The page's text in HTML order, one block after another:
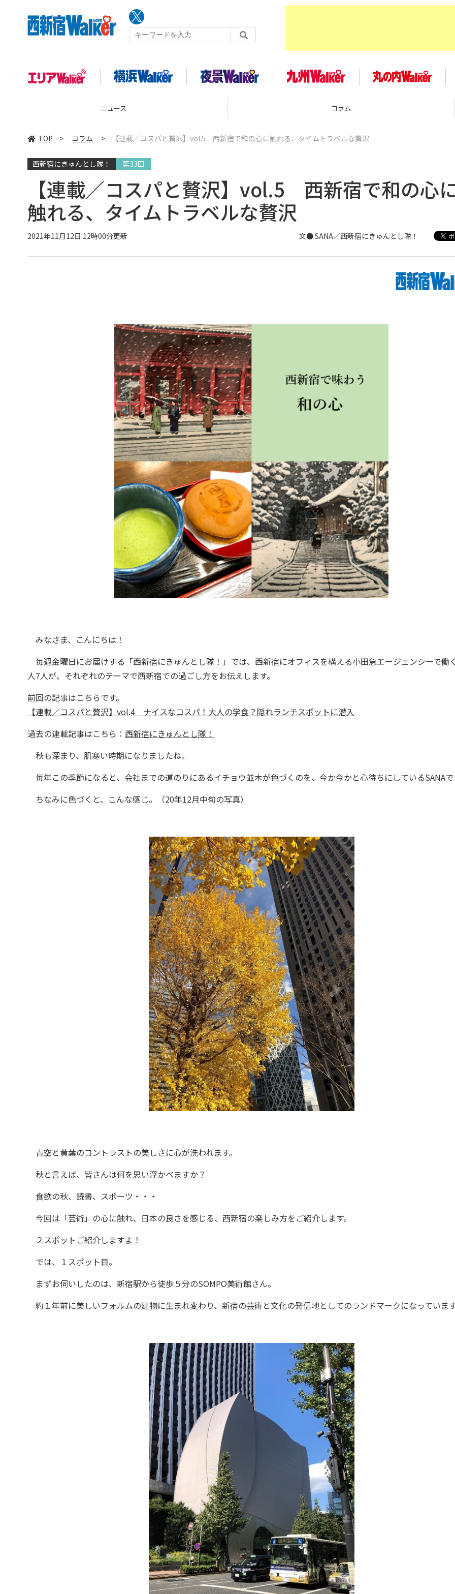
コラム 企画
TOP > コラム > 【連載／コスパと贅沢】vol.5 西新宿で和の心に触れる、タイムトラベルな贅沢
西新宿にきゅんとし隊！ 第33回
【連載／コスパと贅沢】vol.5 西新宿で和の心
触れる、タイムトラベルな贅沢
2021年11月12日 12時00分更新 文● SANA／西新宿にきゅんとし隊！
みなさま、こんにちは！
毎週金曜日にお届けする「西新宿にきゅんとし隊！」では、西新宿にオフィスを構える小田急エージェンシーで働
人7人が、それぞれのテーマで西新宿での過ごし方をお伝えします。
前回の記事はこちらです。
【連載／コスパと贅沢】vol.4 ナイスなコスパ！大人の学食？隠れランチスポットに潜入
過去の連載記事はこちら： 西新宿にきゅんとし隊！
秋も深まり、肌寒い時期になりましたね。
毎年この季節になると、会社までの道のりにあるイチョウ並木が色づくのを、今か今かと心待ちにしているSANAで
ちなみに色づくと、こんな感じ。（20年12月中旬の写真）
青空と黄葉のコントラストの美しさに心が洗われます。
秋と言えば、皆さんは何を思い浮かべますか？
食欲の秋、読書、スポーツ・・・
今回は「芸術」の心に触れ、日本の良さを感じる、西新宿の楽しみ方をご紹介します。
２スポットご紹介しますよ！
では、１スポット目。
まずお伺いしたのは、新宿駅から徒歩５分のSOMPO美術館さん。
約１年前に美しいフォルムの建物に生まれ変わり、新宿の芸術と文化の発信地としてのランドマークになっていま